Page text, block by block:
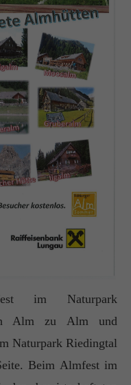
im Naturpark
Alm zu Alm und
Naturpark Riedingtal
Beim Almfest im